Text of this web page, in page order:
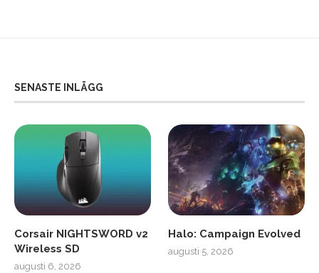
SENASTE INLÄGG
Corsair NIGHTSWORD v2
Wireless SD
augusti 6, 2026
Halo: Campaign Evolved
augusti 5, 2026